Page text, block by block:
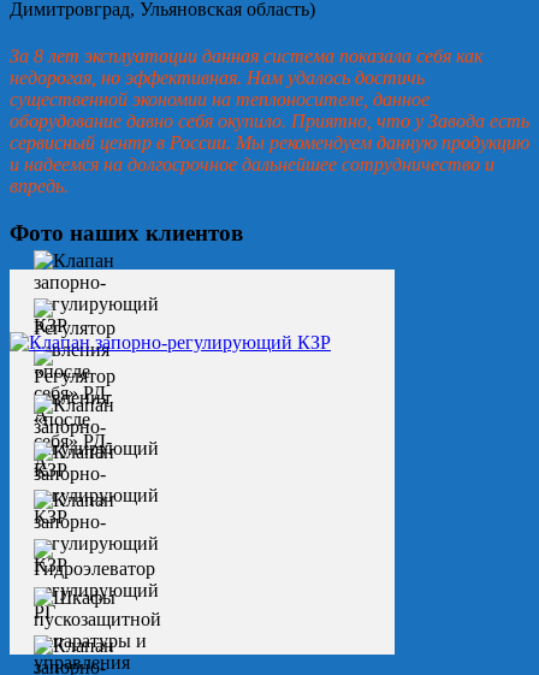
Димитровград, Ульяновская область)
За 8 лет эксплуатации данная система показала себя как
недорогая, но эффективная. Нам удалось достичь
существенной экономии на теплоносителе, данное
оборудование давно себя окупило. Приятно, что у Завода есть
сервисный центр в России. Мы рекомендуем данную продукцию
и надеемся на долгосрочное дальнейшее сотрудничество и
впредь.
Фото наших клиентов